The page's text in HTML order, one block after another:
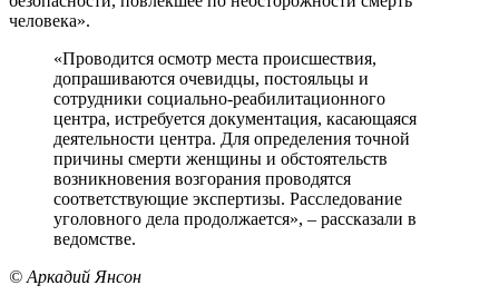
человека».
«Проводится осмотр места происшествия,
допрашиваются очевидцы, постояльцы и
сотрудники социально-реабилитационного
центра, истребуется документация, касающаяся
деятельности центра. Для определения точной
причины смерти женщины и обстоятельств
возникновения возгорания проводятся
соответствующие экспертизы. Расследование
уголовного дела продолжается», – рассказали в
ведомстве.
© Аркадий Янсон